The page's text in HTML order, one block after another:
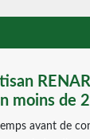
moins de
avant de